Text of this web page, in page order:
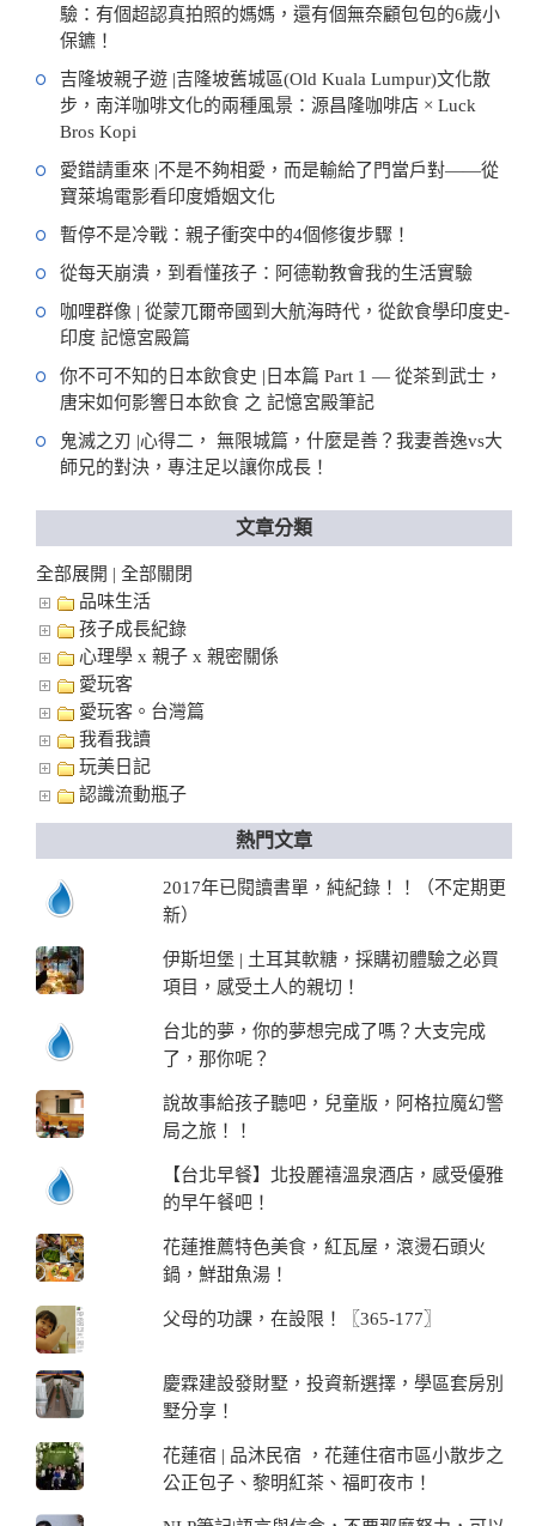
驗：有個超認真拍照的媽媽，還有個無奈顧包包的6歲小
保鑣！
吉隆坡親子遊 |吉隆坡舊城區(Old Kuala Lumpur)文化散
步，南洋咖啡文化的兩種風景：源昌隆咖啡店 × Luck
Bros Kopi
愛錯請重來 |不是不夠相愛，而是輸給了門當戶對——從
寶萊塢電影看印度婚姻文化
暫停不是冷戰：親子衝突中的4個修復步驟！
從每天崩潰，到看懂孩子：阿德勒教會我的生活實驗
咖哩群像 | 從蒙兀爾帝國到大航海時代，從飲食學印度史-
印度 記憶宮殿篇
你不可不知的日本飲食史 |日本篇 Part 1 — 從茶到武士，
唐宋如何影響日本飲食 之 記憶宮殿筆記
鬼滅之刃 |心得二， 無限城篇，什麼是善？我妻善逸vs大
師兄的對決，專注足以讓你成長！
文章分類
全部展開
全部關閉
品味生活
孩子成長紀錄
心理學 x 親子 x 親密關係
愛玩客
愛玩客。台灣篇
我看我讀
玩美日記
認識流動瓶子
熱門文章
2017年已閱讀書單，純紀錄！！（不定期更
新）
伊斯坦堡 | 土耳其軟糖，採購初體驗之必買
項目，感受土人的親切！
台北的夢，你的夢想完成了嗎？大支完成
了，那你呢？
說故事給孩子聽吧，兒童版，阿格拉魔幻警
局之旅！！
【台北早餐】北投麗禧溫泉酒店，感受優雅
的早午餐吧！
花蓮推薦特色美食，紅瓦屋，滾燙石頭火
鍋，鮮甜魚湯！
父母的功課，在設限！〖365-177〗
慶霖建設發財墅，投資新選擇，學區套房別
墅分享！
花蓮宿 | 品沐民宿 ，花蓮住宿市區小散步之
公正包子、黎明紅茶、福町夜市！